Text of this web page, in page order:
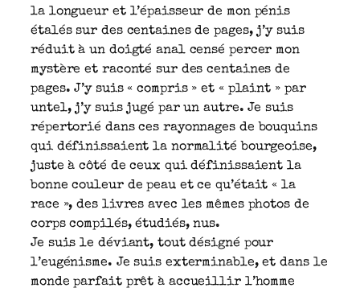
la longueur et l’épaisseur de mon pénis
étalés sur des centaines de pages, j’y suis
réduit à un doigté anal censé percer mon
mystère et raconté sur des centaines de
pages. J’y suis « compris » et « plaint » par
untel, j’y suis jugé par un autre. Je suis
répertorié dans ces rayonnages de bouquins
qui définissaient la normalité bourgeoise,
juste à côté de ceux qui définissaient la
bonne couleur de peau et ce qu’était « la
race », des livres avec les mêmes photos de
corps compilés, étudiés, nus.
Je suis le déviant, tout désigné pour
l’eugénisme. Je suis exterminable, et dans le
monde parfait prêt à accueillir l’homme